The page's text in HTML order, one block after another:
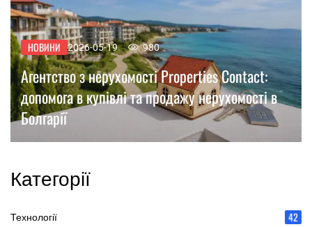
НОВИНИ 2026-05-19 980
Агентство з нерухомості Properties Contact:
допомога в купівлі та продажу нерухомості в
Болгарії
Категорії
Технології 42